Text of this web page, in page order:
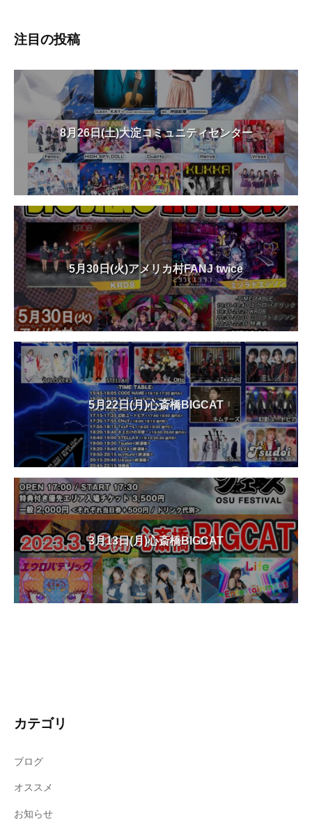
注目の投稿
8月26日(土)大淀コミュニティセンター
5月30日(火)アメリカ村FANJ twice
5月22日(月)心斎橋BIGCAT
3月13日(月)心斎橋BIGCAT
カテゴリ
ブログ
オススメ
お知らせ